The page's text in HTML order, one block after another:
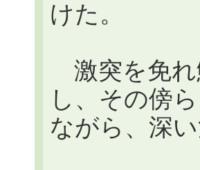
けた。
激突を免れ
し、その傍
ながら、深